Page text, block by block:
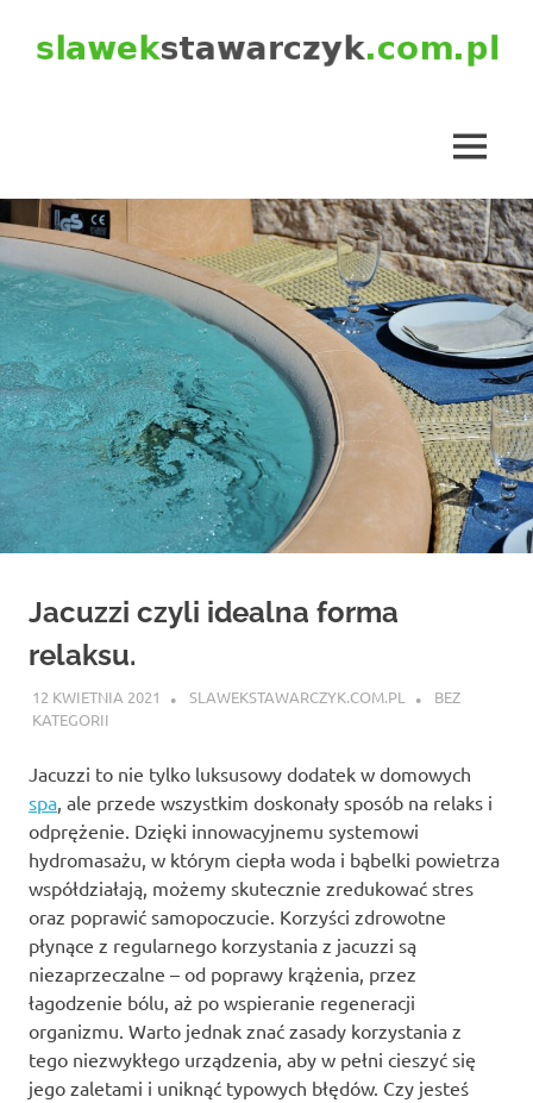
MENU
Jacuzzi czyli idealna forma
relaksu.
12 KWIETNIA 2021 SLAWEKSTAWARCZYK.COM.PL
BEZ
KATEGORII
Jacuzzi to nie tylko luksusowy dodatek w domowych
spa, ale przede wszystkim doskonały sposób na relaks i
odprężenie. Dzięki innowacyjnemu systemowi
hydromasażu, w którym ciepła woda i bąbelki powietrza
współdziałają, możemy skutecznie zredukować stres
oraz poprawić samopoczucie. Korzyści zdrowotne
płynące z regularnego korzystania z jacuzzi są
niezaprzeczalne – od poprawy krążenia, przez
łagodzenie bólu, aż po wspieranie regeneracji
organizmu. Warto jednak znać zasady korzystania z
tego niezwykłego urządzenia, aby w pełni cieszyć się
jego zaletami i uniknąć typowych błędów. Czy jesteś